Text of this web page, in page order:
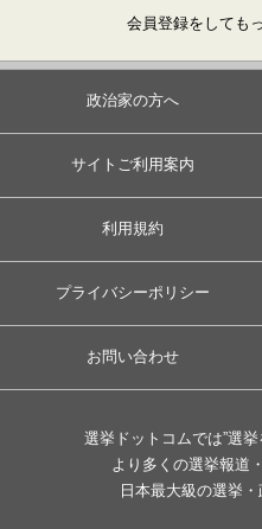
会員登録をしても
政治家の方へ
サイトご利用案内
利用規約
プライバシーポリシー
お問い合わせ
選挙ドットコムでは”選挙
より多くの選挙報道
日本最大級の選挙